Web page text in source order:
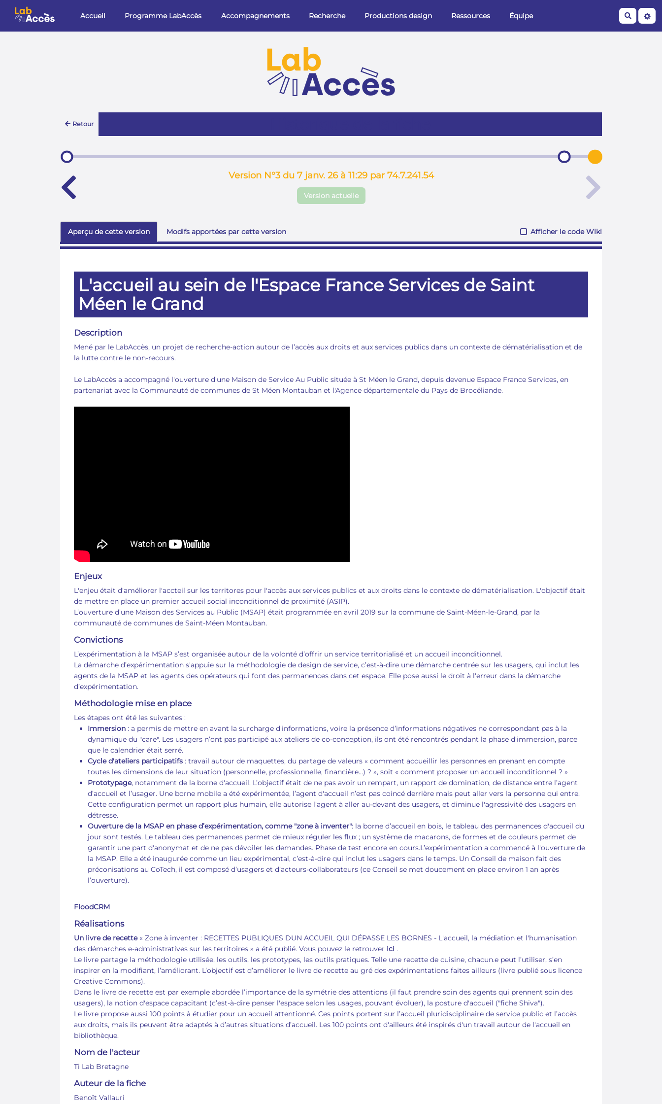
Aller au contenu principal
Accueil Programme LabAccès Accompagnements Recherche Productions design Ressources Équipe
Retour
Version N°3 du 7 janv. 26 à 11:29 par 74.7.241.54
Version actuelle
Aperçu de cette version Modifs apportées par cette version Afficher le code Wiki
L'accueil au sein de l'Espace France Services de Saint
Méen le Grand
Description
Mené par le LabAccès, un projet de recherche-action autour de l’accès aux droits et aux services publics dans un contexte de dématérialisation et de
la lutte contre le non-recours.
Le LabAccès a accompagné l'ouverture d'une Maison de Service Au Public située à St Méen le Grand, depuis devenue Espace France Services, en
partenariat avec la Communauté de communes de St Méen Montauban et l'Agence départementale du Pays de Brocéliande.
Enjeux
L'enjeu était d'améliorer l'accteil sur les territores pour l'accès aux services publics et aux droits dans le contexte de dématérialisation. L'objectif était
de mettre en place un premier accueil social inconditionnel de proximité (ASIP).
L’ouverture d’une Maison des Services au Public (MSAP) était programmée en avril 2019 sur la commune de Saint-Méen-le-Grand, par la
communauté de communes de Saint-Méen Montauban.
Convictions
L’expérimentation à la MSAP s’est organisée autour de la volonté d’offrir un service territorialisé et un accueil inconditionnel.
La démarche d’expérimentation s'appuie sur la méthodologie de design de service, c’est-à-dire une démarche centrée sur les usagers, qui inclut les
agents de la MSAP et les agents des opérateurs qui font des permanences dans cet espace. Elle pose aussi le droit à l'erreur dans la démarche
d’expérimentation.
Méthodologie mise en place
Les étapes ont été les suivantes :
Immersion : a permis de mettre en avant la surcharge d'informations, voire la présence d’informations négatives ne correspondant pas à la
dynamique du "care". Les usagers n’ont pas participé aux ateliers de co-conception, ils ont été rencontrés pendant la phase d'immersion, parce
que le calendrier était serré.
Cycle d'ateliers participatifs : travail autour de maquettes, du partage de valeurs « comment accueillir les personnes en prenant en compte
toutes les dimensions de leur situation (personnelle, professionnelle, financière...) ? », soit « comment proposer un accueil inconditionnel ? »
Prototypage, notamment de la borne d'accueil. L’objectif était de ne pas avoir un rempart, un rapport de domination, de distance entre l’agent
d’accueil et l’usager. Une borne mobile a été expérimentée, l’agent d'accueil n’est pas coincé derrière mais peut aller vers la personne qui entre.
Cette configuration permet un rapport plus humain, elle autorise l’agent à aller au-devant des usagers, et diminue l'agressivité des usagers en
détresse.
Ouverture de la MSAP en phase d’expérimentation, comme "zone à inventer": la borne d’accueil en bois, le tableau des permanences d'accueil du
jour sont testés. Le tableau des permanences permet de mieux réguler les flux ; un système de macarons, de formes et de couleurs permet de
garantir une part d'anonymat et de ne pas dévoiler les demandes. Phase de test encore en cours.L’expérimentation a commencé à l'ouverture de
la MSAP. Elle a été inaugurée comme un lieu expérimental, c’est-à-dire qui inclut les usagers dans le temps. Un Conseil de maison fait des
préconisations au CoTech, il est composé d’usagers et d’acteurs-collaborateurs (ce Conseil se met doucement en place environ 1 an après
l’ouverture).
FloodCRM
Réalisations
Un livre de recette« Zone à inventer : RECETTES PUBLIQUES DUN ACCUEIL QUI DÉPASSE LES BORNES - L'accueil, la médiation et l'humanisation
des démarches e-administratives sur les territoires » a été publié. Vous pouvez le retrouver ici .
Le livre partage la méthodologie utilisée, les outils, les prototypes, les outils pratiques. Telle une recette de cuisine, chacun.e peut l’utiliser, s’en
inspirer en la modifiant, l’améliorant. L’objectif est d’améliorer le livre de recette au gré des expérimentations faites ailleurs (livre publié sous licence
Creative Commons).
Dans le livre de recette est par exemple abordée l’importance de la symétrie des attentions (il faut prendre soin des agents qui prennent soin des
usagers), la notion d'espace capacitant (c’est-à-dire penser l'espace selon les usages, pouvant évoluer), la posture d'accueil ("fiche Shiva").
Le livre propose aussi 100 points à étudier pour un accueil attentionné. Ces points portent sur l’accueil pluridisciplinaire de service public et l’accès
aux droits, mais ils peuvent être adaptés à d’autres situations d’accueil. Les 100 points ont d'ailleurs été inspirés d'un travail autour de l'accueil en
bibliothèque.
Nom de l'acteur
Ti Lab Bretagne
Auteur de la fiche
Benoît Vallauri